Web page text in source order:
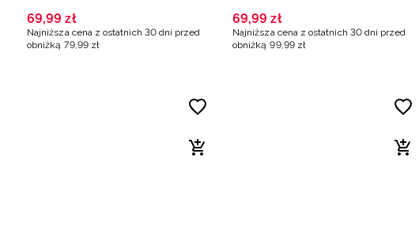
69,99 zł
Najniższa cena z ostatnich 30 dni przed
obniżką 79, 99 zł
69,99 zł
Najniższa cena z ostatnich 30 dni przed
obniżką 99, 99 zł